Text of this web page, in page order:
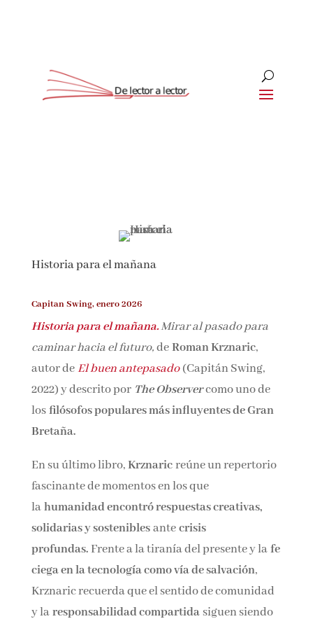
Historia para el mañana
Capitan Swing, enero 2026
Historia para el mañana. Mirar al pasado para
caminar hacia el futuro, deRoman Krznaric,
autor de El buen antepasado (Capitán Swing,
2022) y descrito por The Observercomo uno de
losfilósofos populares más influyentes de
Gran Bretaña.
En su último libro, Krznaricreúne un
repertorio fascinante de momentos en los que
la humanidad encontró respuestas creativas,
solidarias y sosteniblesantecrisis
profundas. Frente a la tiranía del presente y
lafe ciega en la tecnología como vía de
salvación, Krznaric recuerda que el sentido de
comunidad y laresponsabilidad
Suscríbete
Únete a nuestra comunidad de amantes de la
Nombre*
Por favor, acepta los